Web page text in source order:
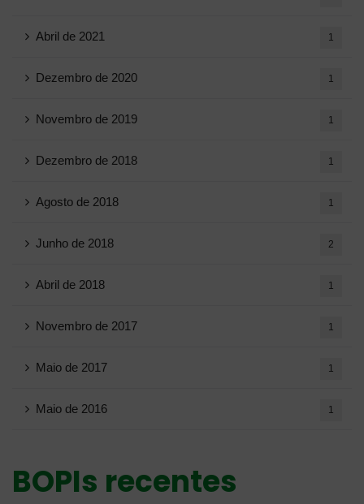
Abril de 2021 1
Dezembro de 2020 1
Novembro de 2019 1
Dezembro de 2018 1
Agosto de 2018 1
Junho de 2018 2
Abril de 2018 1
Novembro de 2017 1
Maio de 2017 1
Maio de 2016 1
BOPIs recentes